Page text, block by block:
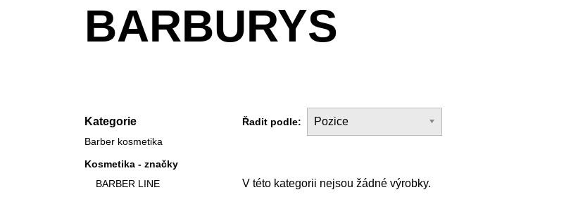
BARBURYS
Řadit podle: Pozice
Kategorie
Barber kosmetika
Kosmetika - značky
BARBER LINE